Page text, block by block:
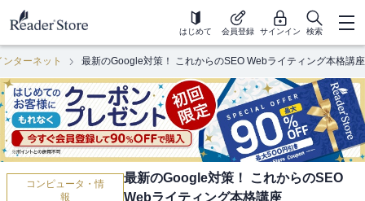
はじめて 会員登録 サインイン 検索
ターネット 最新のGoogle対策！ これからのSEO Webライティング本格講座
コンピュータ・情
報
最新のGoogle対策！ これからのSEO
Webライティング本格講座